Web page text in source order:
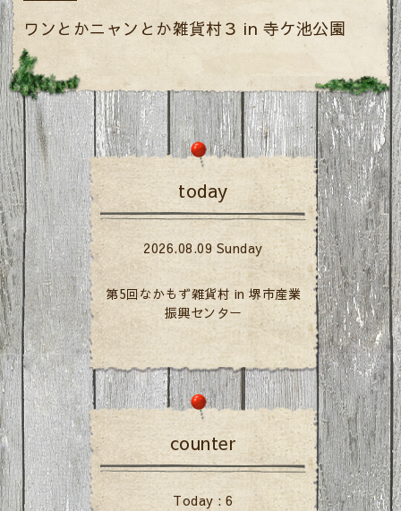
ワンとかニャンとか雑貨村３ in 寺ケ池公園
today
2026.08.09 Sunday
第5回なかもず雑貨村 in 堺市産業
振興センター
counter
Today :6